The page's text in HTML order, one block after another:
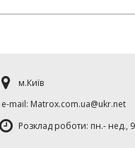
м.Київ
е-mаil: Matrox.com.ua@ukr.net
Розклад роботи: пн.- нед.,